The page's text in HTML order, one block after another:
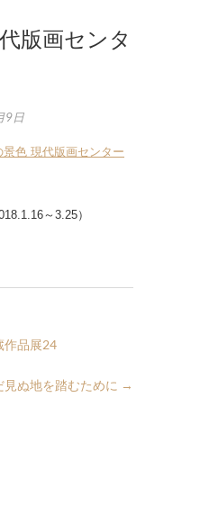
版画センタ
9日
景色 現代版画センター
～3.25）
作品展24
見ぬ地を踏むために →